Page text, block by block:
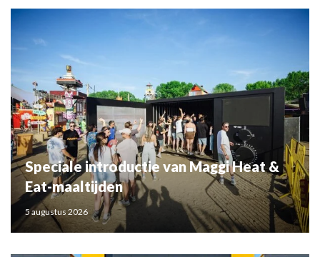
Speciale introductie van Maggi Heat &
Eat-maaltijden
5 augustus 2026